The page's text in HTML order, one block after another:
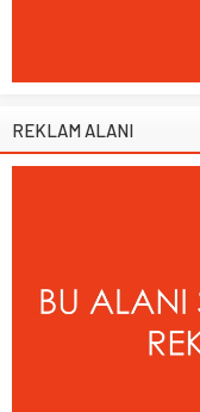
REKLAM ALANI